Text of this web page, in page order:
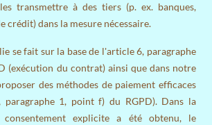
transmettre à des tiers (p. ex. banques,
crédit) dans la mesure nécessaire.
se fait sur la base de l'article 6, paragraphe
(exécution du contrat) ainsi que dans notre
des méthodes de paiement efficaces
1, point f) du RGPD). Dans la
explicite a été obtenu, le